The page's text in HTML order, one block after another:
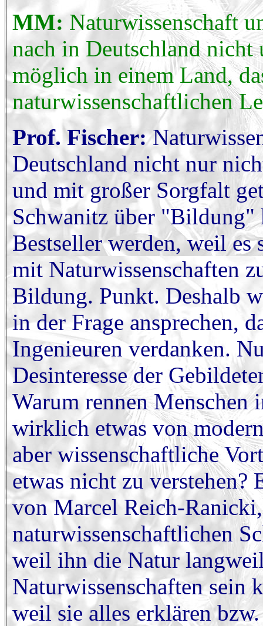
MM: Naturwissenschaft
nach in Deutschland nicht
möglich in einem Land,
naturwissenschaftlichen
Prof. Fischer:
Deutschland nicht nur
und mit großer Sorgfalt
Schwanitz über "Bildung"
Bestseller werden, weil es
mit Naturwissenschaften
Bildung. Punkt. Deshalb
in der Frage ansprechen,
Ingenieuren verdanken.
Desinteresse der
Warum rennen Menschen
wirklich etwas von
aber wissenschaftliche
etwas nicht zu
von Marcel Reich-
naturwissenschaftlichen
weil ihn die Natur
Naturwissenschaften
weil sie alles erklären